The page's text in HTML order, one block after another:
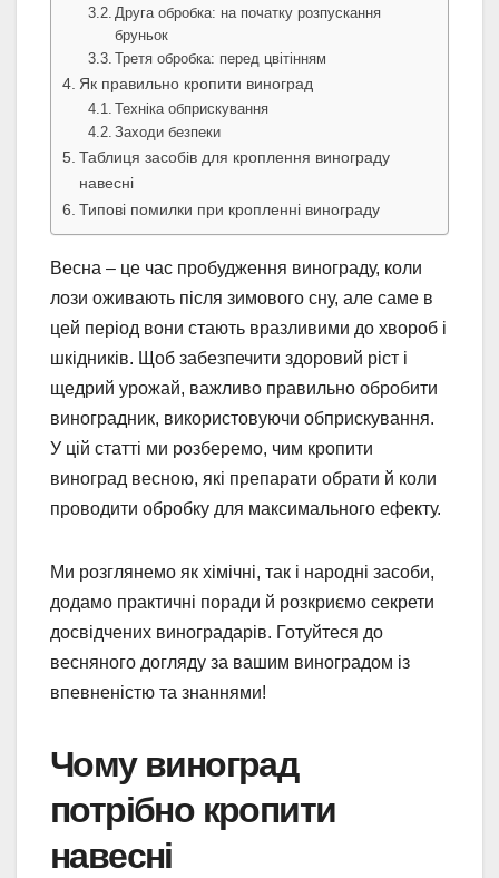
Друга обробка: на початку розпускання
бруньок
Третя обробка: перед цвітінням
Як правильно кропити виноград
Техніка обприскування
Заходи безпеки
Таблиця засобів для кроплення винограду
навесні
Типові помилки при кропленні винограду
Весна – це час пробудження винограду, коли
лози оживають після зимового сну, але саме в
цей період вони стають вразливими до хвороб і
шкідників. Щоб забезпечити здоровий ріст і
щедрий урожай, важливо правильно обробити
виноградник, використовуючи обприскування.
У цій статті ми розберемо, чим кропити
виноград весною, які препарати обрати й коли
проводити обробку для максимального ефекту.
Ми розглянемо як хімічні, так і народні засоби,
додамо практичні поради й розкриємо секрети
досвідчених виноградарів. Готуйтеся до
весняного догляду за вашим виноградом із
впевненістю та знаннями!
Чому виноград
потрібно кропити
навесні